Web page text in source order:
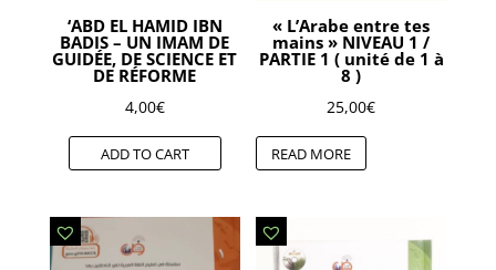
‘ABD EL HAMID IBN
BADIS – UN IMAM DE
GUIDÉE, DE SCIENCE ET
DE RÉFORME
4,00€
ADD TO CART
« L’Arabe entre tes
mains » NIVEAU 1 /
PARTIE 1 ( unité de 1 à
8 )
25,00€
READ MORE